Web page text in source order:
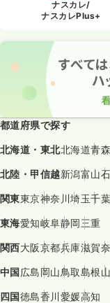
ナスカレ/
ナスカレPlus+
都道府県で探す
北海道・東北北海道青
北陸・甲信越新潟富山
関東東京神奈川埼玉千
東海愛知岐阜静岡三重
関西大阪京都兵庫滋賀
中国広島岡山鳥取島根
四国徳島香川愛媛高知